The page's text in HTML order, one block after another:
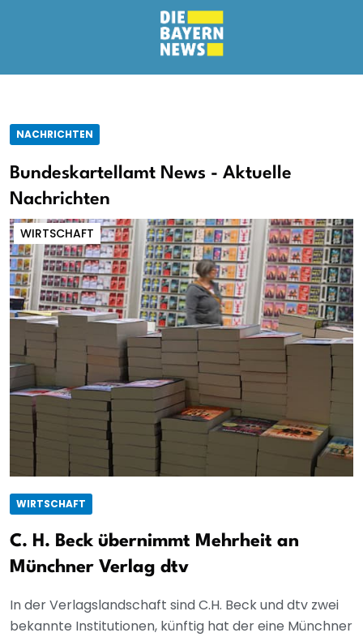
NACHRICHTEN
Bundeskartellamt News - Aktuelle
Nachrichten
WIRTSCHAFT
WIRTSCHAFT
C. H. Beck übernimmt Mehrheit an
Münchner Verlag dtv
In der Verlagslandschaft sind C.H. Beck und dtv zwei
bekannte Institutionen, künftig hat der eine Münchner